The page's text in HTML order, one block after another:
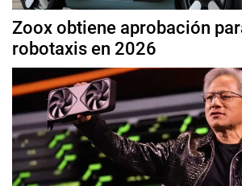
Zoox obtiene aprobación
robotaxis en 2026